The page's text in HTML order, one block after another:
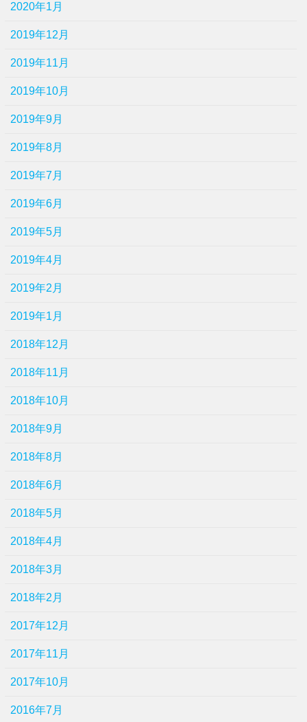
2020年1月
2019年12月
2019年11月
2019年10月
2019年9月
2019年8月
2019年7月
2019年6月
2019年5月
2019年4月
2019年2月
2019年1月
2018年12月
2018年11月
2018年10月
2018年9月
2018年8月
2018年6月
2018年5月
2018年4月
2018年3月
2018年2月
2017年12月
2017年11月
2017年10月
2016年7月